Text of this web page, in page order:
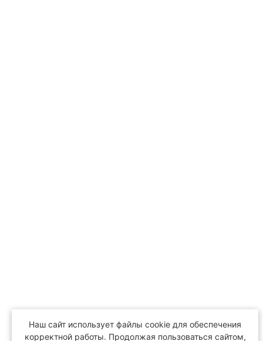
Наш сайт использует файлы cookie для обеспечения
корректной работы. Продолжая пользоваться сайтом,